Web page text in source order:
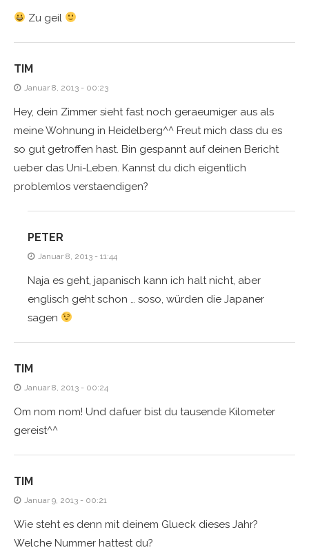
Zu geil
TIM
Januar 8, 2013 - 00:23
Hey, dein Zimmer sieht fast noch geraeumiger aus als
meine Wohnung in Heidelberg^^ Freut mich dass du es
so gut getroffen hast. Bin gespannt auf deinen Bericht
ueber das Uni-Leben. Kannst du dich eigentlich
problemlos verstaendigen?
PETER
Januar 8, 2013 - 11:44
Naja es geht, japanisch kann ich halt nicht, aber
englisch geht schon … soso, würden die Japaner
sagen
TIM
Januar 8, 2013 - 00:24
Om nom nom! Und dafuer bist du tausende Kilometer
gereist^^
TIM
Januar 9, 2013 - 00:21
Wie steht es denn mit deinem Glueck dieses Jahr?
Welche Nummer hattest du?